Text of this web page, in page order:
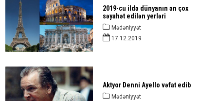
2019-cu ildə dünyanın ən çox
səyahət edilən yerləri
Mədəniyyət
17.12.2019
Aktyor Denni Ayello vəfat edib
Mədəniyyət